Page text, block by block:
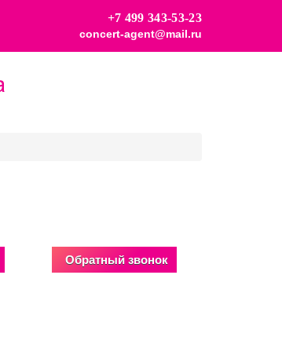
+7 499 343-53-23
concert-agent@mail.ru
Обратный звонок